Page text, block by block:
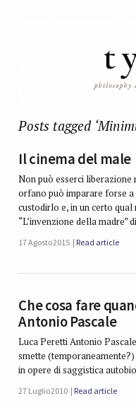
Posts tagged
Il cinema del male
Non può esserci
orfano può imparare forse
custodirlo e, in un certo
“L’invenzione della madre”
17 Agosto 2015 Read article
Che cosa fare
Antonio Pascale
Luca Peretti Antonio
smette
in opere di saggistica
27 Luglio 2010 Read article